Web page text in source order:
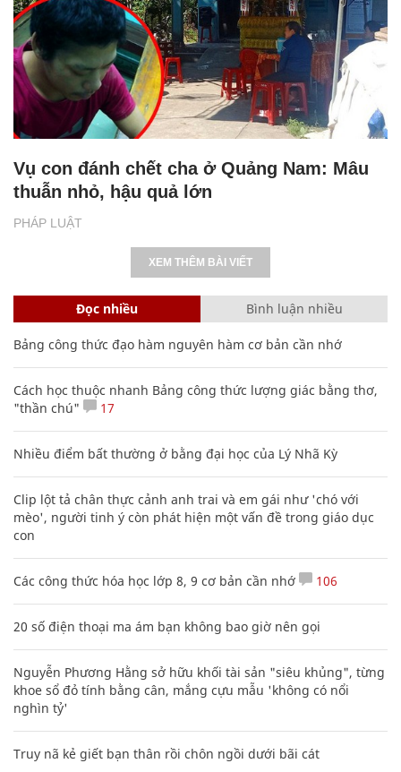
PHÁP LUẬT
Vụ con đánh chết cha ở Quảng Nam: Mâu
thuẫn nhỏ, hậu quả lớn
XEM THÊM BÀI VIẾT
Đọc nhiều Bình luận nhiều
Bảng công thức đạo hàm nguyên hàm cơ bản cần nhớ
Cách học thuộc nhanh Bảng công thức lượng giác bằng thơ,
"thần chú"
17
Nhiều điểm bất thường ở bằng đại học của Lý Nhã Kỳ
Clip lột tả chân thực cảnh anh trai và em gái như 'chó với
mèo', người tinh ý còn phát hiện một vấn đề trong giáo dục
con
Các công thức hóa học lớp 8, 9 cơ bản cần nhớ 106
20 số điện thoại ma ám bạn không bao giờ nên gọi
Nguyễn Phương Hằng sở hữu khối tài sản "siêu khủng", từng
khoe sổ đỏ tính bằng cân, mắng cựu mẫu 'không có nổi
nghìn tỷ'
Truy nã kẻ giết bạn thân rồi chôn ngồi dưới bãi cát